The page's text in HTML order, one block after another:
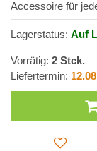
Accessoire für
Lagerstatus: Auf
Vorrätig: 2 Stck.
Liefertermin: